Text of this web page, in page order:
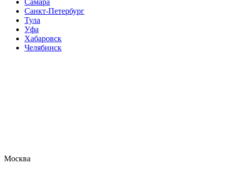
Санкт-Петербург
Тула
Уфа
Хабаровск
Челябинск
Москва